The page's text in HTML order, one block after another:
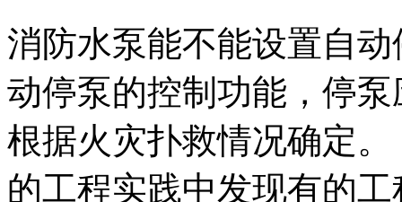
消防水泵能不能设置自
动停泵的控制功能，停
根据火灾扑救情况确定
的工程实践中发现有的